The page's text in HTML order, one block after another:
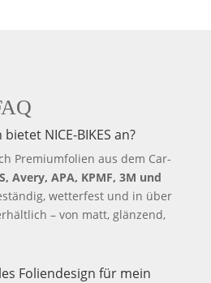
NICE-BIKES an?
Premiumfolien aus dem Car-
Avery, APA, KPMF, 3M und
wetterfest und in über
– von matt, glänzend,
Foliendesign für mein